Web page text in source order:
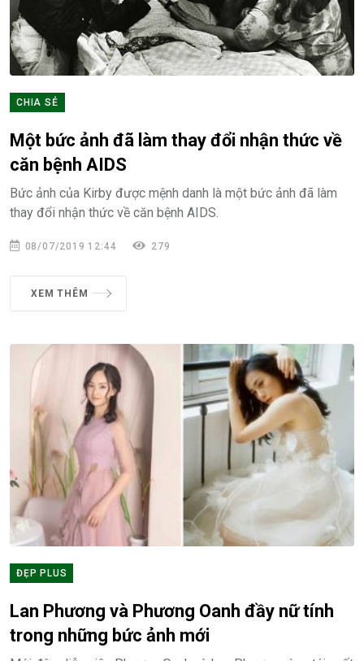
CHIA SẺ
Một bức ảnh đã làm thay đổi nhận thức về
căn bệnh AIDS
Bức ảnh của Kirby được mệnh danh là một bức ảnh đã làm
thay đổi nhận thức về căn bệnh AIDS.
08/07/2019 12:44 279
XEM THÊM
ĐẸP PLUS
Lan Phương và Phương Oanh đầy nữ tính
trong những bức ảnh mới